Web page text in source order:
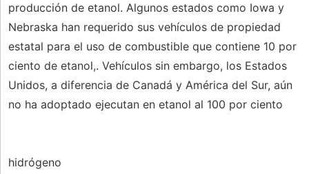
producción de etanol. Algunos estados como Iowa y
Nebraska han requerido sus vehículos de propiedad
estatal para el uso de combustible que contiene 10 por
ciento de etanol,. Vehículos sin embargo, los Estados
Unidos, a diferencia de Canadá y América del Sur, aún
no ha adoptado ejecutan en etanol al 100 por ciento
hidrógeno